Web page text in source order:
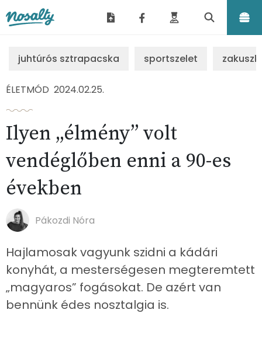
juhtúrós sztrapacska sportszelet
ÉLETMÓD 2024.02.25.
Ilyen „élmény” volt
vendéglőben enni a 90-es
években
Pákozdi Nóra
Hajlamosak vagyunk szidni a kádári
konyhát, a mesterségesen megteremtett
„magyaros” fogásokat. De azért van
bennünk édes nosztalgia is.